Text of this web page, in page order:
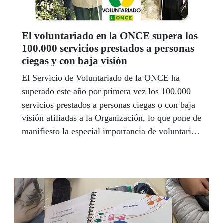
El voluntariado en la ONCE supera los
100.000 servicios prestados a personas
ciegas y con baja visión
El Servicio de Voluntariado de la ONCE ha
superado este año por primera vez los 100.000
servicios prestados a personas ciegas o con baja
visión afiliadas a la Organización, lo que pone de
manifiesto la especial importancia de voluntarios